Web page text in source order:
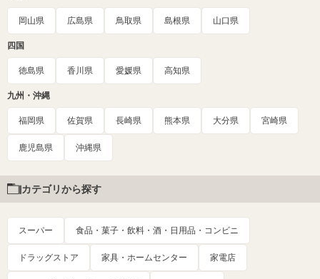
岡山県 広島県 鳥取県 島根県 山口県
四国
徳島県 香川県 愛媛県 高知県
九州・沖縄
福岡県 佐賀県 長崎県 熊本県 大分県 宮崎県
鹿児島県 沖縄県
カテゴリから探す
スーパー 食品・菓子・飲料・酒・日用品・コンビニ
ドラッグストア 家具・ホームセンター 家電店